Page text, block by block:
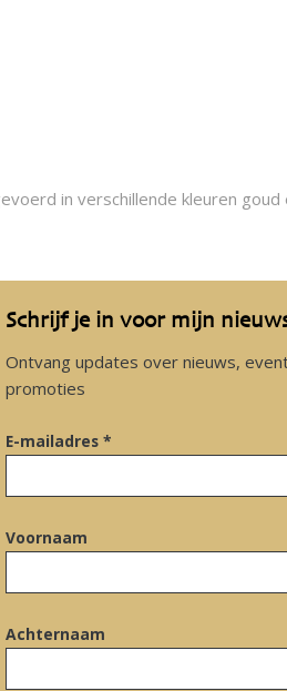
in verschillende kleuren
Schrijf je in voor mijn
Ontvang updates over nieuws,
promoties
E-mailadres *
Voornaam
Achternaam